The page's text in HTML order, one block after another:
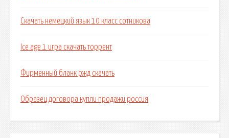
Скачать немецкий язык 10 класс сотникова
Ice age 1 игра скачать торрент
Фирменный бланк ржд скачать
Образец договора купли продажи россия